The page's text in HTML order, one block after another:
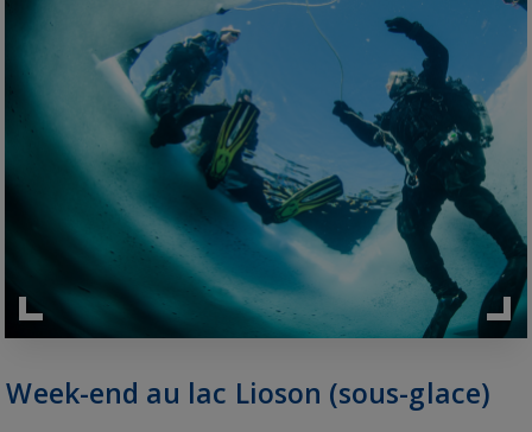
Week-end au lac Lioson (sous-glace)